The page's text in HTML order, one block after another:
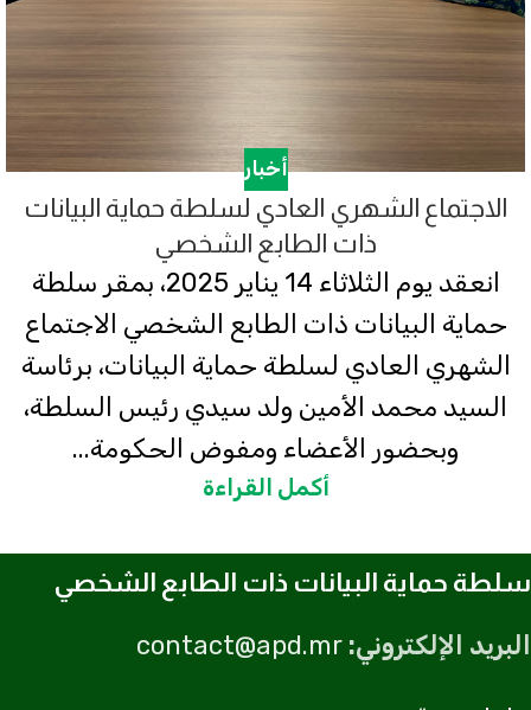
أخبار
الاجتماع الشهري العادي لسلطة حماية البيانات
ذات الطابع الشخصي
انعقد يوم الثلاثاء 14 يناير 2025، بمقر سلطة
حماية البيانات ذات الطابع الشخصي الاجتماع
الشهري العادي لسلطة حماية البيانات، برئاسة
السيد محمد الأمين ولد سيدي رئيس السلطة،
وبحضور الأعضاء ومفوض الحكومة...
أكمل القراءة
سلطة حماية البيانات ذات الطابع الشخصي
البريد الإلكتروني: contact@apd.mr